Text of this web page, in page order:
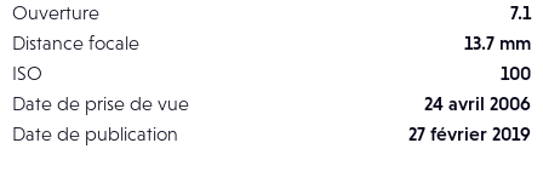
Ouverture
7.1
Distance focale
13.7 mm
ISO
100
Date de prise de vue
24 avril 2006
Date de publication
27 février 2019